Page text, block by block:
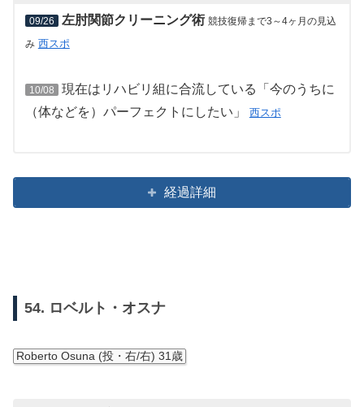
09/26 左肘関節クリーニング術 競技復帰まで3～4ヶ月の見込
み 西スポ
10/08 現在はリハビリ組に合流している「今のうちに
（体などを）パーフェクトにしたい」 西スポ
経過詳細
54. ロベルト・オスナ
Roberto Osuna (投・右/右) 31歳